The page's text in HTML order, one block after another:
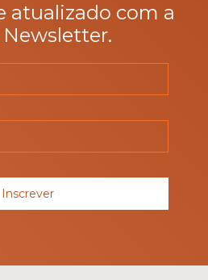
atualizado com a
Newsletter.
Inscrever